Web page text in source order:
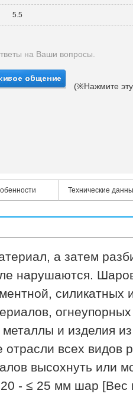
5.5
на Ваши вопросы.
(※Нажмите эту
Технические
а затем
нарушаются.
силикатных
и изделия
отрасли всех видов
высохнуть или
20 - ≤ 25 мм шар [Вес